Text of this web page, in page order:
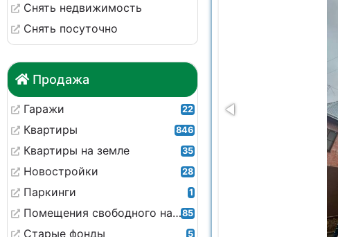
Снять недвижимость
Снять посуточно
Продажа
Гаражи 22
Квартиры 846
Квартиры на земле 35
Новостройки 28
Паркинги 1
Помещения свободного назначения85
Старые фонды 5